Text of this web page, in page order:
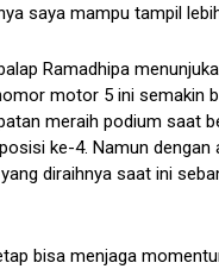
saya mampu tampil
Ramadhipa
motor 5 ini
meraih podium saat
ke-4. Namun
diraihnya saat ini
bisa menjaga